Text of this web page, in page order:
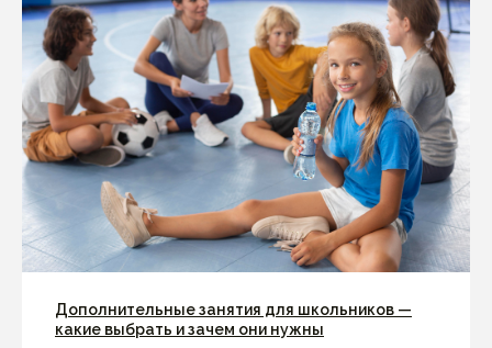
Дополнительные занятия для школьников —
какие выбрать и зачем они нужны